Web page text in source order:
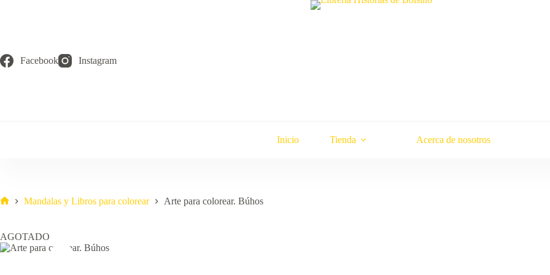
Facebook Instagram
Inicio Tienda Acerca de nosotros
Mandalas y Libros para colorear Arte para colorear. Búhos
AGOTADO